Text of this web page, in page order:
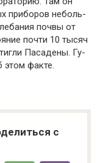
приборов неболь­
почвы от
почти 10 тысяч
Пасадены. Гу­
факте.
с